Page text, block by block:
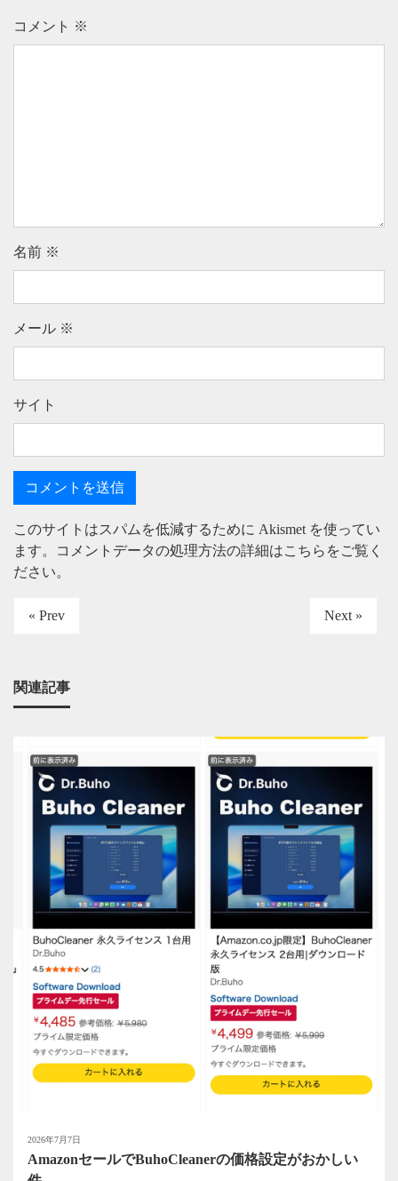
コメント ※
名前 ※
メール ※
サイト
このサイトはスパムを低減するために Akismet を使ってい
ます。
コメントデータの処理方法の詳細はこちらをご覧く
ださい。
« Prev Next »
関連記事
2026年7月7日
AmazonセールでBuhoCleanerの価格設定がおかしい